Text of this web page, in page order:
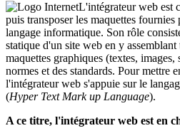
L'intégrateur web est
puis transposer les maquettes
langage informatique. Son rôle
statique d'un site web en y assemblant
maquettes graphiques (textes, images,
normes et des standards. Pour mettre
l'intégrateur web s'appuie sur le
(Hyper Text Mark up Language).
A ce titre, l'intégrateur web est en